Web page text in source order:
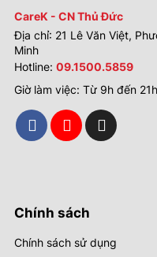
CareK - CN Thủ Đức
Địa chỉ: 21 Lê Văn Việt,
Minh
Hotline: 09.1500.5859
Giờ làm việc: Từ 9h đến
Chính sách
Chính sách sử dụng